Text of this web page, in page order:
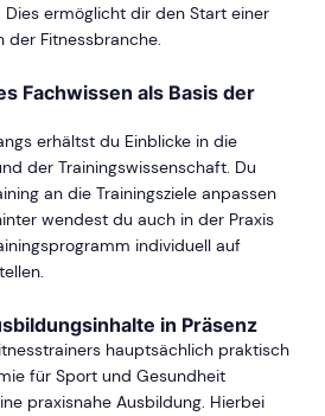
Dies ermöglicht dir den Start einer
der Fitnessbranche.
Fachwissen als Basis der
erhältst du Einblicke in die
der Trainingswissenschaft. Du
an die Trainingsziele anpassen
wendest du auch in der Praxis
individuell auf
in Präsenz
hauptsächlich praktisch
für Sport und Gesundheit
praxisnahe Ausbildung. Hierbei